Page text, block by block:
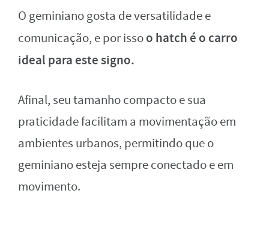
O geminiano gosta de versatilidade e
comunicação, e por issoo hatch é o carro
ideal para este signo.
Afinal, seu tamanho compacto e sua
praticidade facilitam a movimentação em
ambientes urbanos, permitindo que o
geminiano esteja sempre conectado e em
movimento.